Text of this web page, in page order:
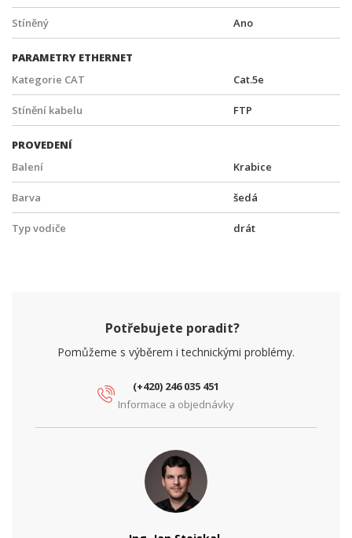
Stíněný Ano
PARAMETRY ETHERNET
Kategorie CAT
Cat.5e
Stínění kabelu FTP
PROVEDENÍ
Balení
Krabice
Barva šedá
Typ vodiče drát
Potřebujete poradit?
Pomůžeme s výběrem i technickými problémy.
(+420) 246 035 451
Informace a objednávky